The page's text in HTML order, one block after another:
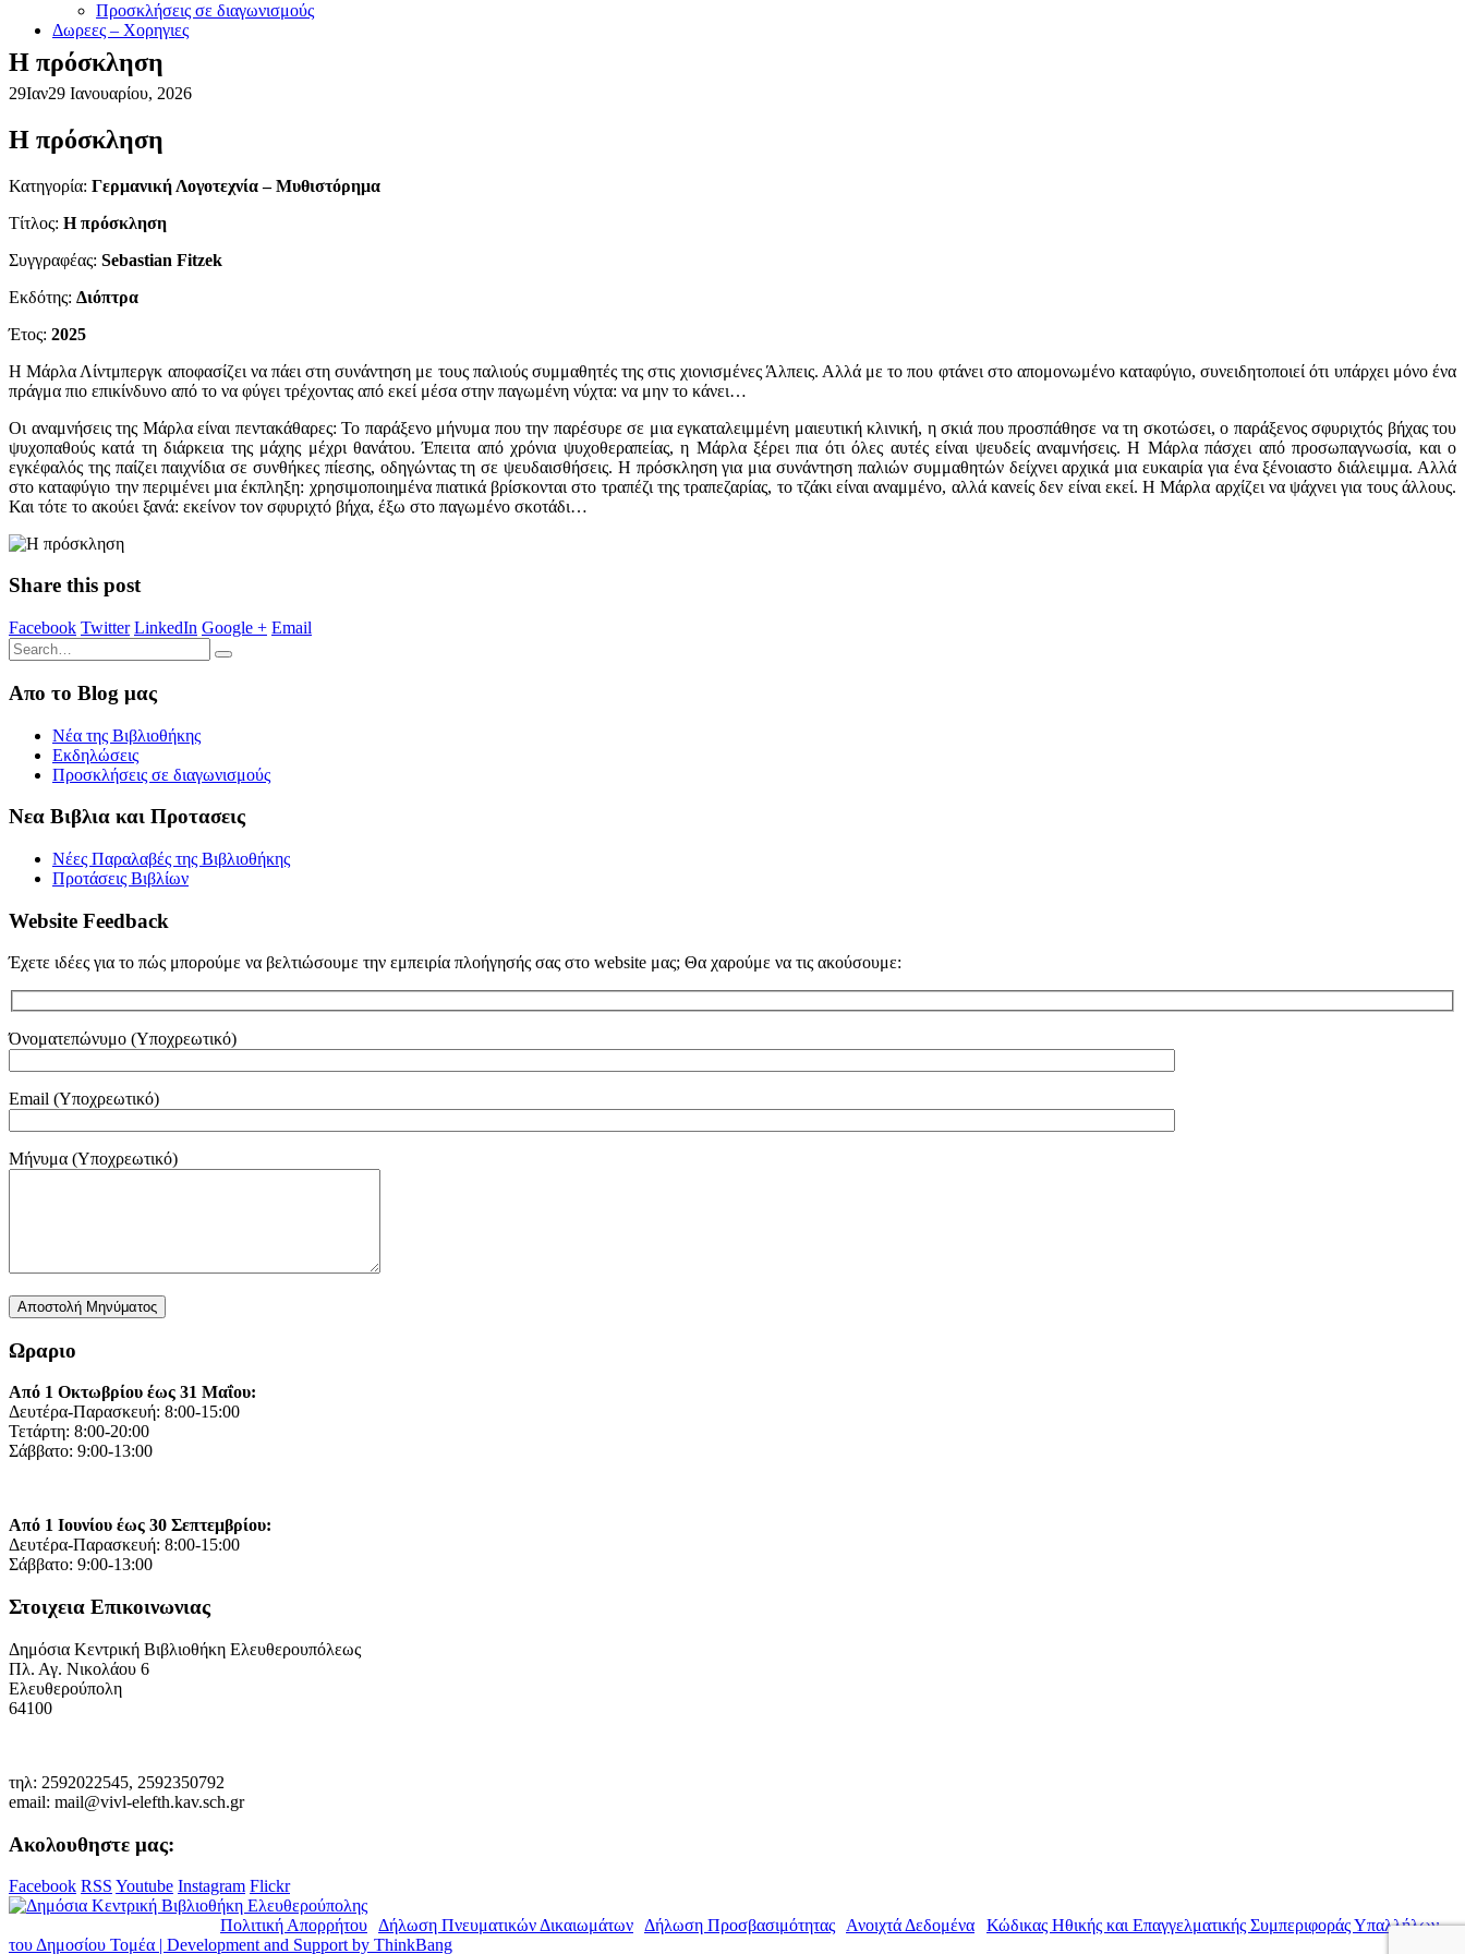
Προσκλήσεις σε διαγωνισμούς
Δωρεες – Χορηγιες
Η πρόσκληση
29Ιαν29 Ιανουαρίου, 2026
Η πρόσκληση
Κατηγορία: Γερμανική Λογοτεχνία – Μυθιστόρημα
Τίτλος: Η πρόσκληση
Συγγραφέας: Sebastian Fitzek
Εκδότης: Διόπτρα
Έτος: 2025
Η Μάρλα Λίντμπεργκ αποφασίζει να πάει στη συνάντηση με τους παλιούς συμμαθητές της στις χιονισμένες Άλπεις. Αλλά με το που φτάνει στο απομονωμένο καταφύγιο, συνειδητοποιεί ότι υπάρχει μόνο ένα
πράγμα πιο επικίνδυνο από το να φύγει τρέχοντας από εκεί μέσα στην παγωμένη νύχτα: να μην το κάνει…
Οι αναμνήσεις της Μάρλα είναι πεντακάθαρες: Το παράξενο μήνυμα που την παρέσυρε σε μια εγκαταλειμμένη μαιευτική κλινική, η σκιά που προσπάθησε να τη σκοτώσει, ο παράξενος σφυριχτός βήχας του
ψυχοπαθούς κατά τη διάρκεια της μάχης μέχρι θανάτου. Έπειτα από χρόνια ψυχοθεραπείας, η Μάρλα ξέρει πια ότι όλες αυτές είναι ψευδείς αναμνήσεις. Η Μάρλα πάσχει από προσωπαγνωσία, και ο
εγκέφαλός της παίζει παιχνίδια σε συνθήκες πίεσης, οδηγώντας τη σε ψευδαισθήσεις. Η πρόσκληση για μια συνάντηση παλιών συμμαθητών δείχνει αρχικά μια ευκαιρία για ένα ξένοιαστο διάλειμμα. Αλλά
στο καταφύγιο την περιμένει μια έκπληξη: χρησιμοποιημένα πιατικά βρίσκονται στο τραπέζι της τραπεζαρίας, το τζάκι είναι αναμμένο, αλλά κανείς δεν είναι εκεί. Η Μάρλα αρχίζει να ψάχνει για τους άλλους.
Και τότε το ακούει ξανά: εκείνον τον σφυριχτό βήχα, έξω στο παγωμένο σκοτάδι…
Share this post
Facebook Twitter LinkedIn Google + Email
Απο το Blog μας
Νέα της Βιβλιοθήκης
Εκδηλώσεις
Προσκλήσεις σε διαγωνισμούς
Νεα Βιβλια και Προτασεις
Νέες Παραλαβές της Βιβλιοθήκης
Προτάσεις Βιβλίων
Website Feedback
Έχετε ιδέες για το πώς μπορούμε να βελτιώσουμε την εμπειρία πλοήγησής σας στο website μας; Θα χαρούμε να τις ακούσουμε:
Όνοματεπώνυμο (Υποχρεωτικό)
Email (Υποχρεωτικό)
Μήνυμα (Υποχρεωτικό)
Ωραριο
Από 1 Οκτωβρίου έως 31 Μαΐου:
Δευτέρα-Παρασκευή: 8:00-15:00
Τετάρτη: 8:00-20:00
Σάββατο: 9:00-13:00
Από 1 Ιουνίου έως 30 Σεπτεμβρίου:
Δευτέρα-Παρασκευή: 8:00-15:00
Σάββατο: 9:00-13:00
Στοιχεια Επικοινωνιας
Δημόσια Κεντρική Βιβλιοθήκη Ελευθερουπόλεως
Πλ. Αγ. Νικολάου 6
Ελευθερούπολη
64100
τηλ: 2592022545, 2592350792
email: mail@vivl-elefth.kav.sch.gr
Ακολουθηστε μας:
Facebook RSS Youtube Instagram Flickr
Πολιτική Απορρήτου Δήλωση Πνευματικών Δικαιωμάτων Δήλωση Προσβασιμότητας Ανοιχτά Δεδομένα
Κώδικας Ηθικής και Επαγγελματικής Συμπεριφοράς Υπαλλήλων
του Δημοσίου Τομέα | Development and Support by ThinkBang